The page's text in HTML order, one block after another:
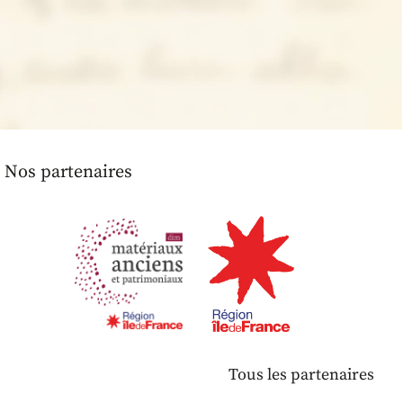
Nos partenaires
Tous les partenaires